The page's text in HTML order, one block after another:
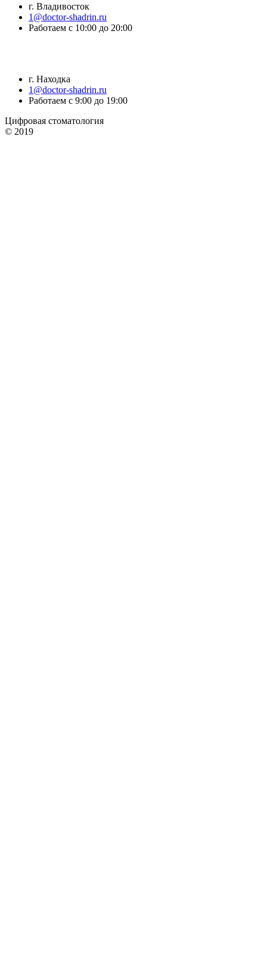
г. Владивосток
1@doctor-shadrin.ru
Работаем с 10:00 до 20:00
г. Находка
1@doctor-shadrin.ru
Работаем с 9:00 до 19:00
Цифровая стоматология
© 2019